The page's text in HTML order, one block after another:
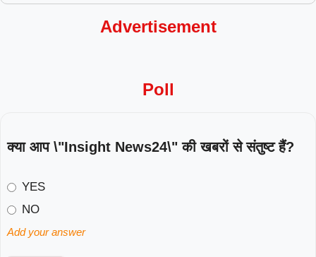
Advertisement
Poll
क्या आप \"Insight News24\" की खबरों से संतुष्ट हैं?
YES
NO
Add your answer